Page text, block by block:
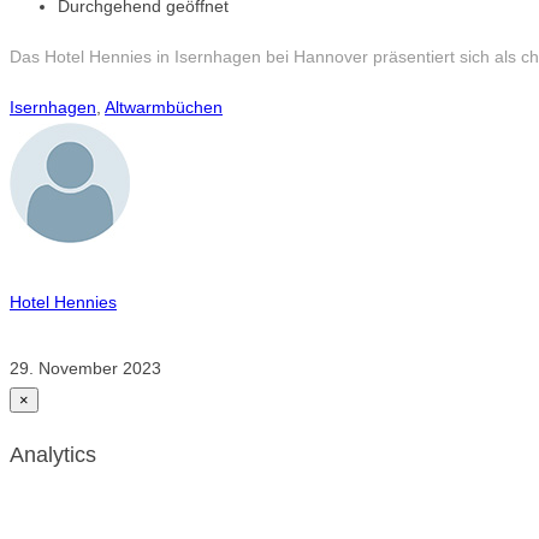
Durchgehend geöffnet
Das Hotel Hennies in Isernhagen bei Hannover präsentiert sich als
Isernhagen Altwarmbüchen
Hotel Hennies
29. November 2023
×
Analytics